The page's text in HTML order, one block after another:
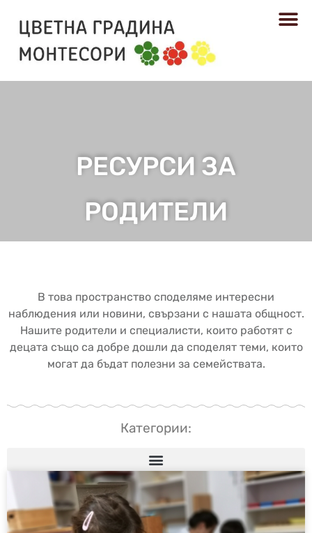
РЕСУРСИ ЗА
РОДИТЕЛИ​
В това пространство споделяме интересни
наблюдения или новини, свързани с нашата общност.
Нашите родители и специалисти, които работят с
децата също са добре дошли да споделят теми, които
могат да бъдат полезни за семействата.
Категории: